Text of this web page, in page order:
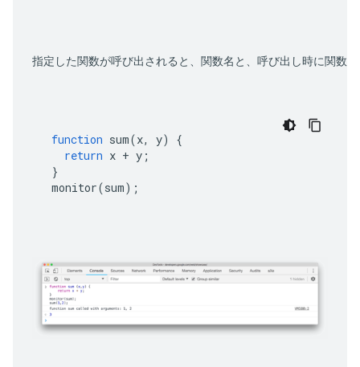
指定した関数が呼び出されると、関数名と、呼び出し時に関数
function sum(x, y)
{
return x + y ;
}
monitor(sum);